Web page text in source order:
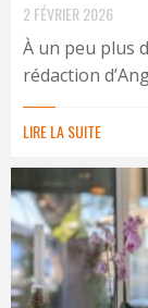
2 FÉVRIER 2026
À un peu plus
rédaction
LIRE LA SUITE